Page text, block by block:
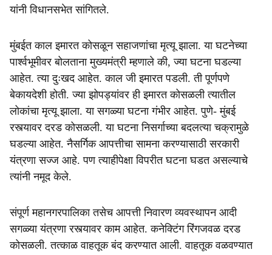
यांनी विधानसभेत सांगितले.
मुंबईत काल इमारत कोसळून सहाजणांचा मृत्यू झाला. या घटनेच्या
पार्श्वभूमीवर बोलताना मुख्यमंत्री म्हणाले की, ज्या घटना घडल्या
आहेत. त्या दुःखद आहेत. काल जी इमारत पडली. ती पूर्णपणे
बेकायदेशी होती. ज्या झोपड्यांवर ही इमारत कोसळली त्यातील
लोकांचा मृत्यू झाला. या सगळ्या घटना गंभीर आहेत. पुणे- मुंबई
रस्त्यावर दरड कोसळली. या घटना निसर्गाच्या बदलत्या चक्रामुळे
घडल्या आहेत. नैसर्गिक आपत्तीचा सामना करण्यासाठी सरकारी
यंत्रणा सज्ज आहे. पण त्याहीपेक्षा विपरीत घटना घडत असल्याचे
त्यांनी नमूद केले.
संपूर्ण महानगरपालिका तसेच आपत्ती निवारण व्यवस्थापन आदी
सगळ्या यंत्रणा रस्त्यावर काम आहेत. कनेक्टिंग रिंगजवळ दरड
कोसळली. तत्काळ वाहतूक बंद करण्यात आली. वाहतूक वळवण्यात